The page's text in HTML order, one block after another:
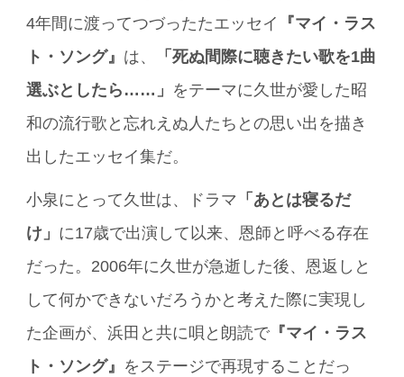
4年間に渡ってつづったたエッセイ
『マイ・ラス
ト・ソング』 は、
「死ぬ間際に聴きたい歌を1曲
選ぶとしたら……」 をテーマに久世が愛した昭
和の流行歌と忘れえぬ人たちとの思い出を描き
出したエッセイ集だ。
小泉にとって久世は、ドラマ 「あとは寝るだ
け」 に17歳で出演して以来、恩師と呼べる存在
だった。2006年に久世が急逝した後、恩返しと
して何かできないだろうかと考えた際に実現し
た企画が、浜田と共に唄と朗読で『マイ・ラス
ト・ソング』 をステージで再現することだっ